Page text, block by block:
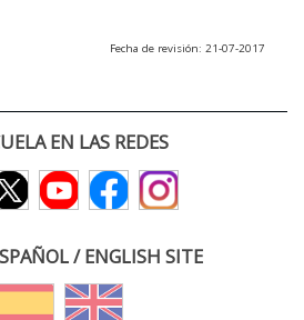
Fecha de revisión: 21-07-2017
EN LAS REDES
/ ENGLISH SITE